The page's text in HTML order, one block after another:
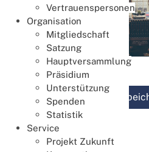
Vertrauenspersonen
Organisation
Mitgliedschaft
Satzung
Hauptversammlung
Präsidium
Unterstützung
Spenden
Statistik
Service
Projekt Zukunft
Termin